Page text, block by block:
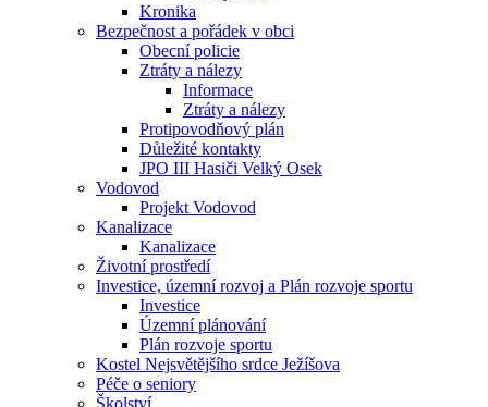
Kronika
Bezpečnost a pořádek v obci
Obecní policie
Ztráty a nálezy
Informace
Ztráty a nálezy
Protipovodňový plán
Důležité kontakty
JPO III Hasiči Velký Osek
Vodovod
Projekt Vodovod
Kanalizace
Kanalizace
Životní prostředí
Investice, územní rozvoj a Plán rozvoje sportu
Investice
Územní plánování
Plán rozvoje sportu
Kostel Nejsvětějšího srdce Ježíšova
Péče o seniory
Školství